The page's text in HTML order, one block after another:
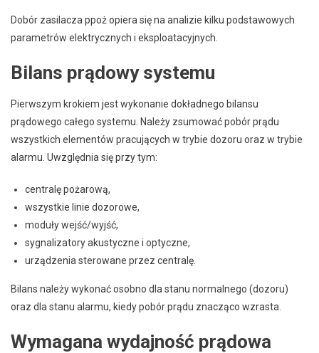
Dobór zasilacza ppoż opiera się na analizie kilku podstawowych
parametrów elektrycznych i eksploatacyjnych.
Bilans prądowy systemu
Pierwszym krokiem jest wykonanie dokładnego bilansu
prądowego całego systemu. Należy zsumować pobór prądu
wszystkich elementów pracujących w trybie dozoru oraz w trybie
alarmu. Uwzględnia się przy tym:
centralę pożarową,
wszystkie linie dozorowe,
moduły wejść/wyjść,
sygnalizatory akustyczne i optyczne,
urządzenia sterowane przez centralę.
Bilans należy wykonać osobno dla stanu normalnego (dozoru)
oraz dla stanu alarmu, kiedy pobór prądu znacząco wzrasta.
Wymagana wydajność prądowa